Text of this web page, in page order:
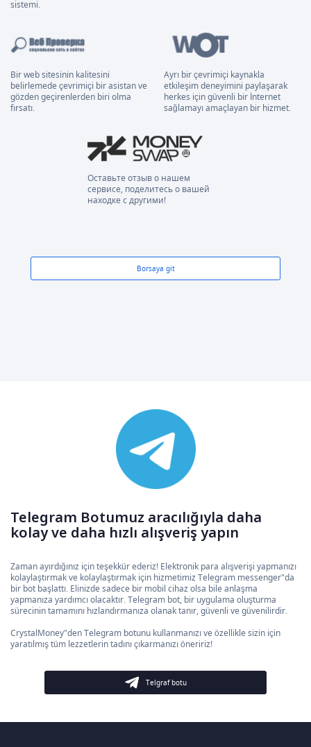
sistemi.
Bir web sitesinin kalitesini
belirlemede çevrimiçi bir asistan ve
gözden geçirenlerden biri olma
fırsatı.
Ayrı bir çevrimiçi kaynakla
etkileşim deneyimini paylaşarak
herkes için güvenli bir İnternet
sağlamayı amaçlayan bir hizmet.
Оставьте отзыв о нашем
сервисе, поделитесь о вашей
находке с другими!
Borsaya git
Telegram Botumuz aracılığıyla daha
kolay ve daha hızlı alışveriş yapın
Zaman ayırdığınız için teşekkür ederiz! Elektronik para alışverişi yapmanızı
kolaylaştırmak ve kolaylaştırmak için hizmetimiz Telegram messenger"da
bir bot başlattı. Elinizde sadece bir mobil cihaz olsa bile anlaşma
yapmanıza yardımcı olacaktır. Telegram bot, bir uygulama oluşturma
sürecinin tamamını hızlandırmanıza olanak tanır, güvenli ve güvenilirdir.
CrystalMoney"den Telegram botunu kullanmanızı ve özellikle sizin için
yaratılmış tüm lezzetlerin tadını çıkarmanızı öneririz!
Telgraf botu